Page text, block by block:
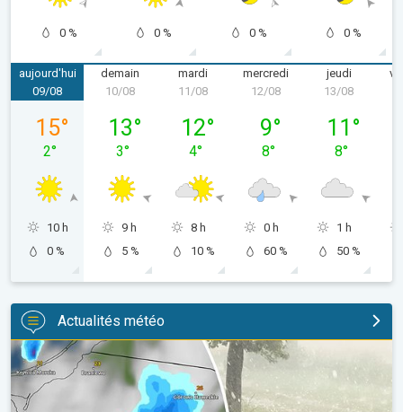
0 % 0 % 0 % 0 %
aujourd'hui
dimanche 09/08
09/08
15°
2°
10 h
0 %
demain
10/08
13°
3°
9 h
5 %
mardi
11/08
12°
4°
8 h
10 %
mercredi
mercredi 12/08
12/08
9°
8°
0 h
60 %
jeudi
13/08
11 °
8°
1 h
50 %
Actualités météo
Orage de grêle gigantesque en Pologne. Fortes intempéries. . .